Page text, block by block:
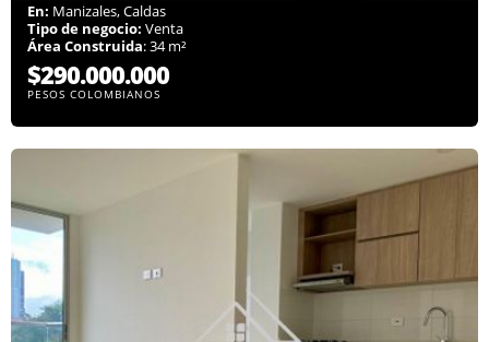
En: Manizales, Caldas
Tipo de negocio: Venta
Área Construida: 34 m²
$290.000.000
PESOS COLOMBIANOS